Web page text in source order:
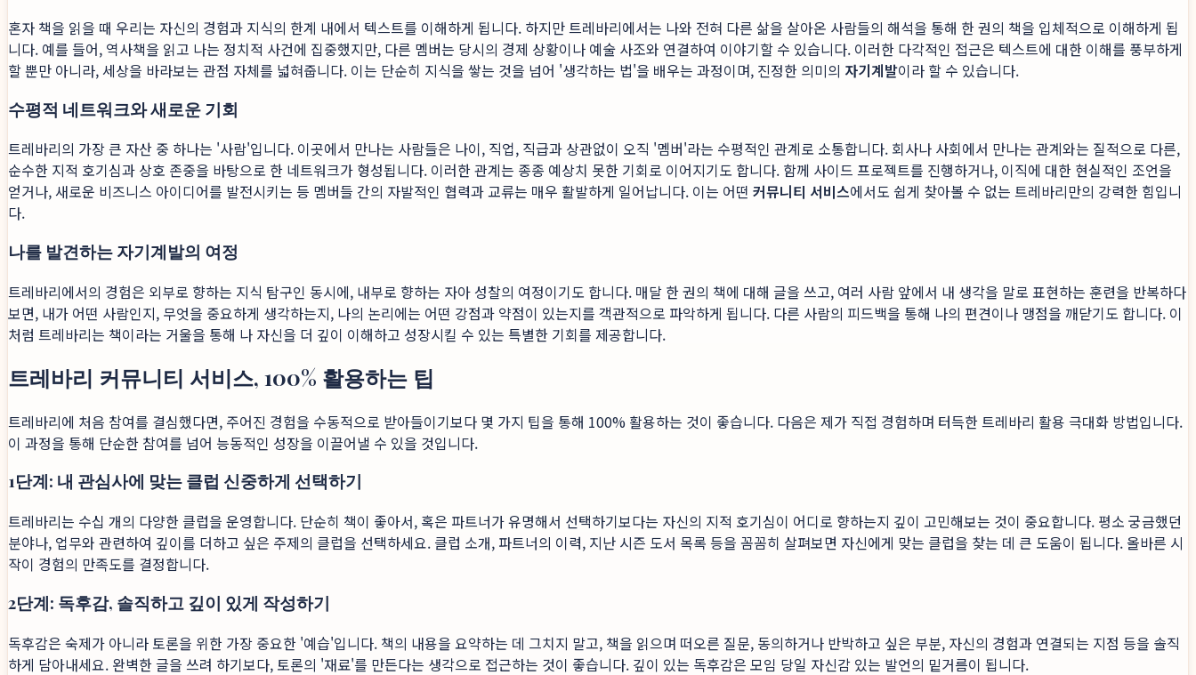
혼자 책을 읽을 때 우리는 자신의 경험과 지식의 한계 내에서 텍스트를 이해하게 됩니다. 하지만 트레바리에서는 나와 전혀 다른 삶을 살아온 사람들의 해석을 통해 한 권의 책을 입체적으로 이해하게 됩
니다. 예를 들어, 역사책을 읽고 나는 정치적 사건에 집중했지만, 다른 멤버는 당시의 경제 상황이나 예술 사조와 연결하여 이야기할 수 있습니다. 이러한 다각적인 접근은 텍스트에 대한 이해를 풍부하게
할 뿐만 아니라, 세상을 바라보는 관점 자체를 넓혀줍니다. 이는 단순히 지식을 쌓는 것을 넘어 '생각하는 법'을 배우는 과정이며, 진정한 의미의 자기계발이라 할 수 있습니다.
수평적 네트워크와 새로운 기회
트레바리의 가장 큰 자산 중 하나는 '사람'입니다. 이곳에서 만나는 사람들은 나이, 직업, 직급과 상관없이 오직 '멤버'라는 수평적인 관계로 소통합니다. 회사나 사회에서 만나는 관계와는 질적으로 다른,
순수한 지적 호기심과 상호 존중을 바탕으로 한 네트워크가 형성됩니다. 이러한 관계는 종종 예상치 못한 기회로 이어지기도 합니다. 함께 사이드 프로젝트를 진행하거나, 이직에 대한 현실적인 조언을
얻거나, 새로운 비즈니스 아이디어를 발전시키는 등 멤버들 간의 자발적인 협력과 교류는 매우 활발하게 일어납니다. 이는 어떤 커뮤니티 서비스에서도 쉽게 찾아볼 수 없는 트레바리만의 강력한 힘입니
다.
나를 발견하는 자기계발의 여정
트레바리에서의 경험은 외부로 향하는 지식 탐구인 동시에, 내부로 향하는 자아 성찰의 여정이기도 합니다. 매달 한 권의 책에 대해 글을 쓰고, 여러 사람 앞에서 내 생각을 말로 표현하는 훈련을 반복하다
보면, 내가 어떤 사람인지, 무엇을 중요하게 생각하는지, 나의 논리에는 어떤 강점과 약점이 있는지를 객관적으로 파악하게 됩니다. 다른 사람의 피드백을 통해 나의 편견이나 맹점을 깨닫기도 합니다. 이
처럼 트레바리는 책이라는 거울을 통해 나 자신을 더 깊이 이해하고 성장시킬 수 있는 특별한 기회를 제공합니다.
트레바리 커뮤니티 서비스, 100% 활용하는 팁
트레바리에 처음 참여를 결심했다면, 주어진 경험을 수동적으로 받아들이기보다 몇 가지 팁을 통해 100% 활용하는 것이 좋습니다. 다음은 제가 직접 경험하며 터득한 트레바리 활용 극대화 방법입니다.
이 과정을 통해 단순한 참여를 넘어 능동적인 성장을 이끌어낼 수 있을 것입니다.
1단계: 내 관심사에 맞는 클럽 신중하게 선택하기
트레바리는 수십 개의 다양한 클럽을 운영합니다. 단순히 책이 좋아서, 혹은 파트너가 유명해서 선택하기보다는 자신의 지적 호기심이 어디로 향하는지 깊이 고민해보는 것이 중요합니다. 평소 궁금했던
분야나, 업무와 관련하여 깊이를 더하고 싶은 주제의 클럽을 선택하세요. 클럽 소개, 파트너의 이력, 지난 시즌 도서 목록 등을 꼼꼼히 살펴보면 자신에게 맞는 클럽을 찾는 데 큰 도움이 됩니다. 올바른 시
작이 경험의 만족도를 결정합니다.
2단계: 독후감, 솔직하고 깊이 있게 작성하기
독후감은 숙제가 아니라 토론을 위한 가장 중요한 '예습'입니다. 책의 내용을 요약하는 데 그치지 말고, 책을 읽으며 떠오른 질문, 동의하거나 반박하고 싶은 부분, 자신의 경험과 연결되는 지점 등을 솔직
하게 담아내세요. 완벽한 글을 쓰려 하기보다, 토론의 '재료'를 만든다는 생각으로 접근하는 것이 좋습니다. 깊이 있는 독후감은 모임 당일 자신감 있는 발언의 밑거름이 됩니다.